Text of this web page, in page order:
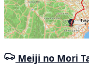
Meiji no Mori